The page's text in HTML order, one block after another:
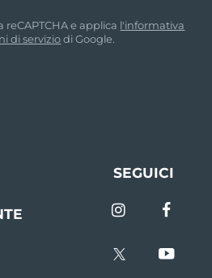
e applica l'informativa
di serviziodi Google.
SEGUICI